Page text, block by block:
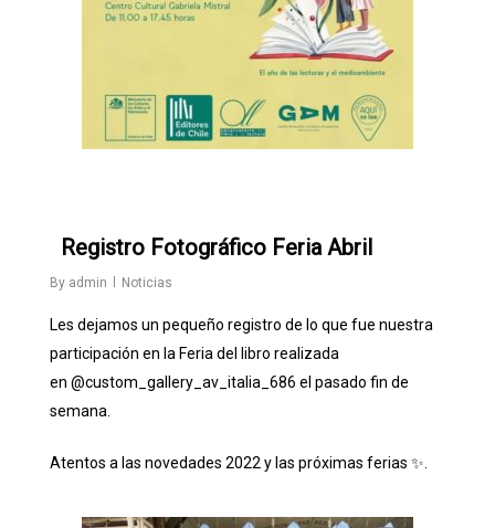
Registro Fotográfico Feria Abril
By admin Noticias
Les dejamos un pequeño registro de lo que fue nuestra
participación en la Feria del libro realizada
en @custom_gallery_av_italia_686 el pasado fin de
semana.
Atentos a las novedades 2022 y las próximas ferias ✨.